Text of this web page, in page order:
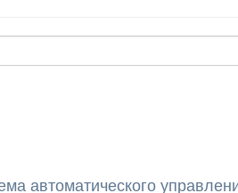
автоматического